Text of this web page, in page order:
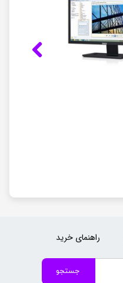
جستجو
راهنمای خرید